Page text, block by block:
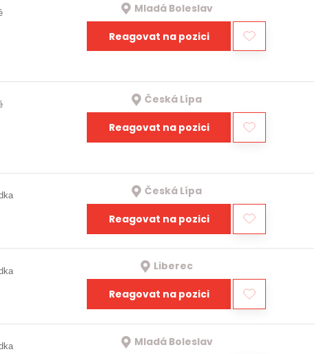
Mladá Boleslav
Reagovat na pozici
Česká Lípa
Reagovat na pozici
Česká Lípa
Reagovat na pozici
Liberec
Reagovat na pozici
Mladá Boleslav